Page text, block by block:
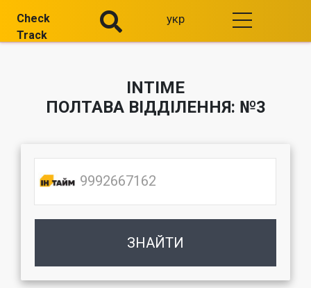
Check
Track
укр
INTIME
ПОЛТАВА ВІДДІЛЕННЯ: №3
ЗНАЙТИ